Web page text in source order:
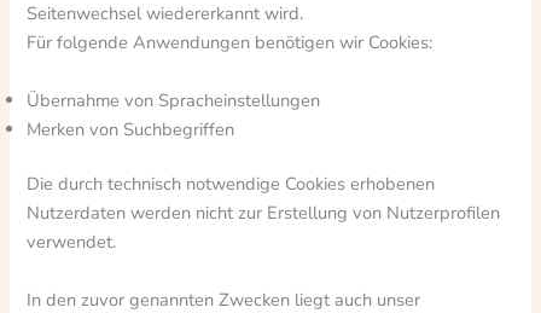
Seitenwechsel wiedererkannt wird.
Für folgende Anwendungen benötigen wir Cookies:
Übernahme von Spracheinstellungen
Merken von Suchbegriffen
Die durch technisch notwendige Cookies erhobenen
Nutzerdaten werden nicht zur Erstellung von Nutzerprofilen
verwendet.
In den zuvor genannten Zwecken liegt auch unser